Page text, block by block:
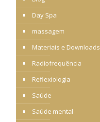
Day Spa
massagem
Materiais e Downloads
Radiofrequência
Reflexiologia
Saúde
Saúde mental